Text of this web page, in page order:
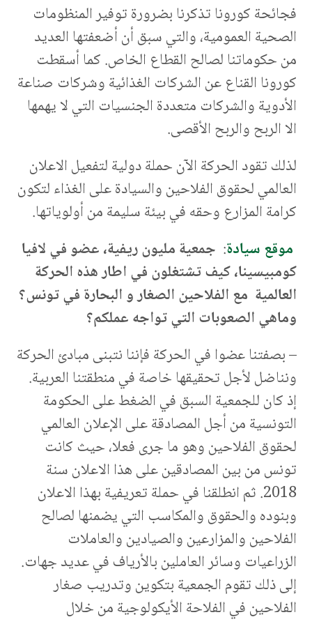
فجائحة كورونا تذكرنا بضرورة توفير المنظومات
الصحية العمومية، والتي سبق أن أضعفتها العديد
من حكوماتنا لصالح القطاع الخاص. كما أسقطت
كورونا القناع عن الشركات الغذائية وشركات صناعة
الأدوية والشركات متعددة الجنسيات التي لا يهمها
الا الربح والربح الأقصى.
لذلك تقود الحركة الآن حملة دولية لتفعيل الاعلان
العالمي لحقوق الفلاحين والسيادة على الغذاء لتكون
كرامة المزارع وحقه في بيئة سليمة من أولوياتها.
موقع سيادة: جمعية مليون ريفية، عضو في لافيا
كومبيسينا، كيف تشتغلون في اطار هذه الحركة
العالمية مع الفلاحين الصغار و البحارة في تونس؟
وماهي الصعوبات التي تواجه عملكم؟
– بصفتنا عضوا في الحركة فإننا نتبنى مبادئ الحركة
ونناضل لأجل تحقيقها خاصة في منطقتنا العربية.
إذ كان للجمعية السبق في الضغط على الحكومة
التونسية من أجل المصادقة على الإعلان العالمي
لحقوق الفلاحين وهو ما جرى فعلا، حيث كانت
تونس من بين المصادقين على هذا الاعلان سنة
2018. ثم انطلقنا في حملة تعريفية بهذا الاعلان
وبنوده والحقوق والمكاسب التي يضمنها لصالح
الفلاحين والمزارعين والصيادين والعاملات
الزراعيات وسائر العاملين بالأرياف في عديد جهات.
إلى ذلك تقوم الجمعية بتكوين وتدريب صغار
الفلاحين في الفلاحة الأيكولوجية من خلال